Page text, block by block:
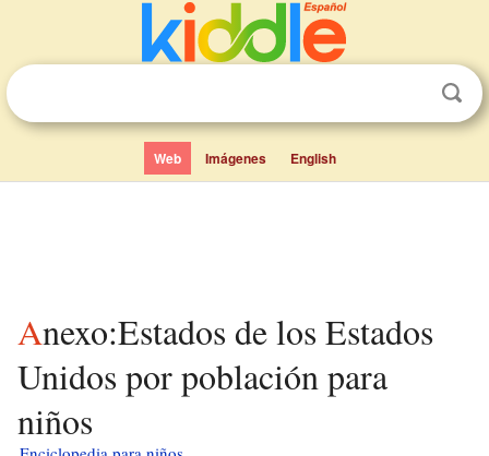
Web Imágenes English
Anexo:Estados de los Estados
Unidos por población para
niños